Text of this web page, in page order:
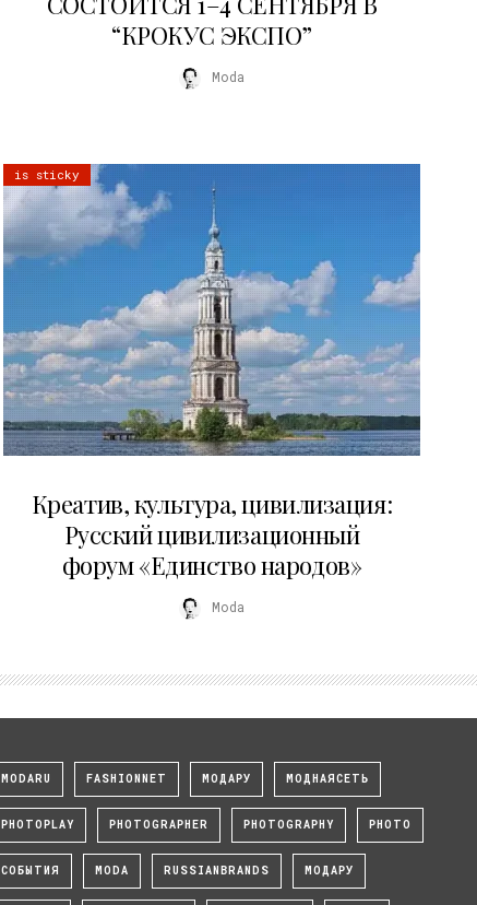
“КРОКУС ЭКСПО”
Moda
is sticky
Креатив, культура, цивилизация:
Русский цивилизационный
форум «Единство народов»
Moda
MODARU FASHIONNET МОДАРУ МОДНАЯСЕТЬ
PHOTOPLAY PHOTOGRAPHER PHOTOGRAPHY PHOTO
СОБЫТИЯ MODA RUSSIANBRANDS МОДАРУ